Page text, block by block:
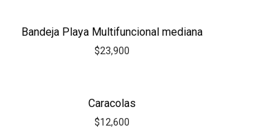
Bandeja Playa Multifuncional mediana
$23,900
Caracolas
$12,600